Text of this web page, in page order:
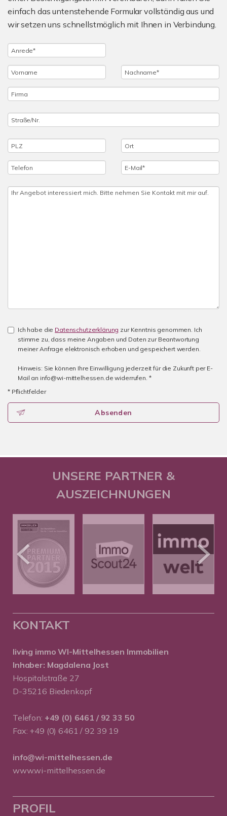
einfach das untenstehende Formular vollständig aus und
wir setzen uns schnellstmöglich mit Ihnen in Verbindung.
Ich habe die Datenschutzerklärung zur Kenntnis genommen. Ich
stimme zu, dass meine Angaben und Daten zur Beantwortung
meiner Anfrage elektronisch erhoben und gespeichert werden.
Hinweis: Sie können Ihre Einwilligung jederzeit für die Zukunft per E-
Mail an info@wi-mittelhessen.de widerrufen. *
* Pflichtfelder
Absenden
UNSERE PARTNER &
AUSZEICHNUNGEN
KONTAKT
living immo WI-Mittelhessen Immobilien
Inhaber: Magdalena Jost
Hospitalstraße 27
D-35216 Biedenkopf
Telefon: +49 (0) 6461 / 92 33 50
Fax: +49 (0) 6461 / 92 39 19
info@wi-mittelhessen.de
www.wi-mittelhessen.de
PROFIL